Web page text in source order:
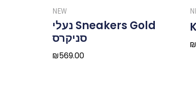
₪
NEW
Sneakers Gold נעלי
סניקרס
₪569.00